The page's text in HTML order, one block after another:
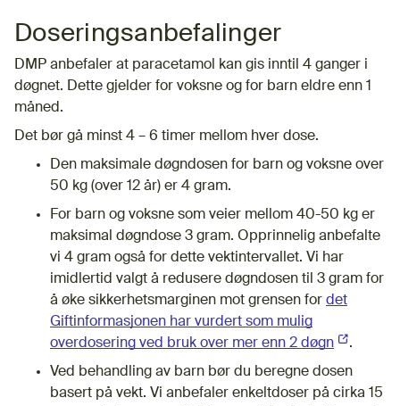
Doseringsanbefalinger
DMP anbefaler at paracetamol kan gis inntil 4 ganger i
døgnet. Dette gjelder for voksne og for barn eldre enn 1
måned.
Det bør gå minst 4 – 6 timer mellom hver dose.
Den maksimale døgndosen for barn og voksne over
50 kg (over 12 år) er 4 gram.
For barn og voksne som veier mellom 40-50 kg er
maksimal døgndose 3 gram. Opprinnelig anbefalte
vi 4 gram også for dette vektintervallet. Vi har
imidlertid valgt å redusere døgndosen til 3 gram for
å øke sikkerhetsmarginen mot grensen for det
Giftinformasjonen har vurdert som mulig
overdosering ved bruk over mer enn 2 døgn (Ekstern
.
Ved behandling av barn bør du beregne dosen
basert på vekt. Vi anbefaler enkeltdoser på cirka 15